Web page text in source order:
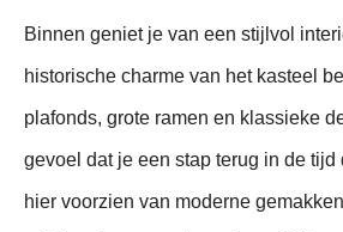
Binnen geniet je van een stijlvol
historische charme van het kasteel
plafonds, grote ramen en klassieke
gevoel dat je een stap terug in de tijd
hier voorzien van moderne